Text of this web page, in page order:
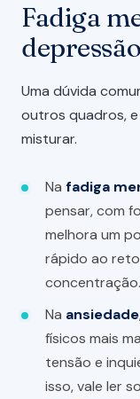
Fadiga
Uma dúvida
outros quadros,
misturar.
Na fadiga
pensar, com
melhora um
rápido ao
concentração.
Na ansiedade
físicos mais
tensão e
isso, vale ler